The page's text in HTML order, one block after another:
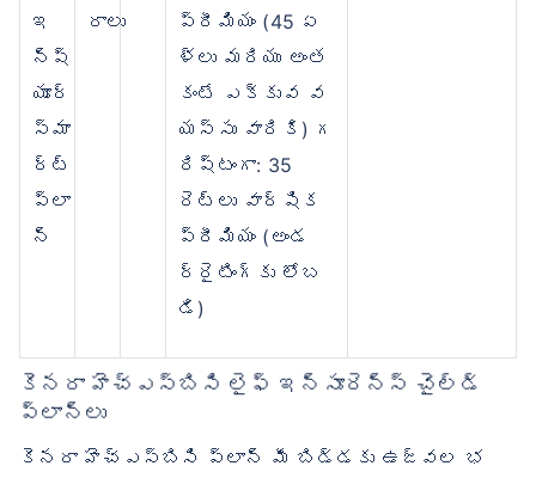
ఇ
న్ష్
యూర్
స్మా
ర్ట్
ప్లా
న్
రాలు
ప్రీమియం (45 ఏ
ళ్లు మరియు అంత
కంటే ఎక్కువ వ
యస్సు వారికి) గ
రిష్టంగా: 35
రెట్లు వార్షిక
ప్రీమియం (అండ
ర్‌రైటింగ్‌కు లోబ
డి)
కెనరా హెచ్‌ఎస్‌బిసి లైఫ్ ఇన్సూరెన్స్ చైల్డ్
ప్లాన్‌లు
కెనరా హెచ్‌ఎస్‌బిసి ప్లాన్ మీ బిడ్డకు ఉజ్వల భ